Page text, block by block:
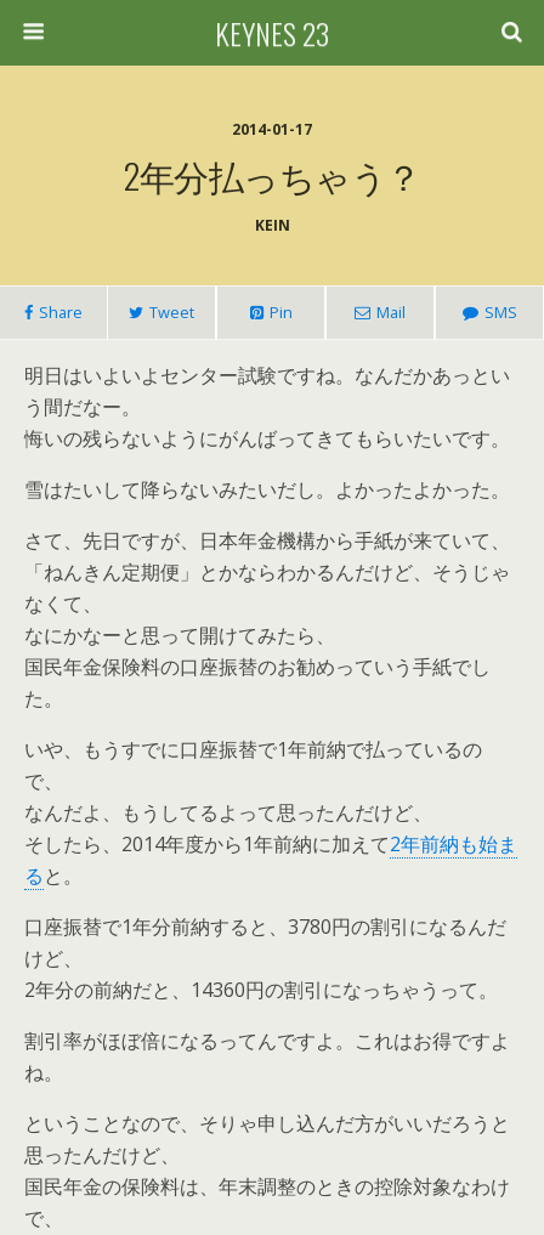
KEYNES 23
2014-01-17
2年分払っちゃう？
KEIN
Share Tweet Pin Mail SMS
明日はいよいよセンター試験ですね。なんだかあっとい
う間だなー。
悔いの残らないようにがんばってきてもらいたいです。
雪はたいして降らないみたいだし。よかったよかった。
さて、先日ですが、日本年金機構から手紙が来ていて、
「ねんきん定期便」とかならわかるんだけど、そうじゃ
なくて、
なにかなーと思って開けてみたら、
国民年金保険料の口座振替のお勧めっていう手紙でし
た。
いや、もうすでに口座振替で1年前納で払っているの
で、
なんだよ、もうしてるよって思ったんだけど、
そしたら、2014年度から1年前納に加えて2年前納も始ま
ると。
口座振替で1年分前納すると、3780円の割引になるんだ
けど、
2年分の前納だと、14360円の割引になっちゃうって。
割引率がほぼ倍になるってんですよ。これはお得ですよ
ね。
ということなので、そりゃ申し込んだ方がいいだろうと
思ったんだけど、
国民年金の保険料は、年末調整のときの控除対象なわけ
で、